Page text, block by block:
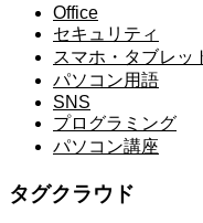
Office
セキュリティ
スマホ・タブレッ
パソコン用語
SNS
プログラミング
パソコン講座
タグクラウド